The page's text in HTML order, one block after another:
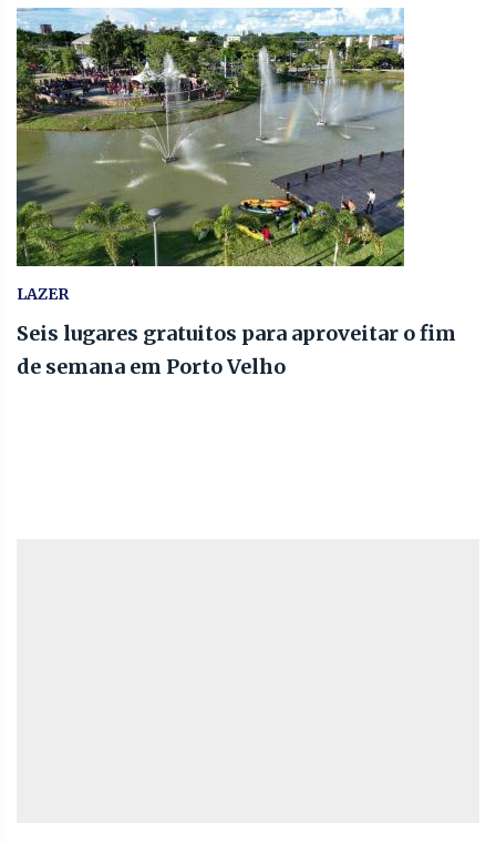
LAZER
Seis lugares gratuitos para aproveitar o fim
de semana em Porto Velho